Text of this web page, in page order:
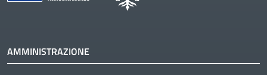
AMMINISTRAZIONE